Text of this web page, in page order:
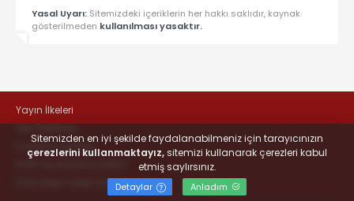
Yasal Uyarı: Sitemizdeki içeriklerin her hakkı saklıdır, kaynak
gösterilmeden kullanılması yasaktır.
Yayın İlkeleri
Veri Politikası
Kullanım Şartları
KVKK Bilgi Talep Formu
Sitemizden en iyi şekilde faydalanabilmeniz için tarayıcınızın
çerezlerini kullanmaktayız,sitemizi kullanarak çerezleri kabul
etmiş saylırsınız.
Detaylar Anladım